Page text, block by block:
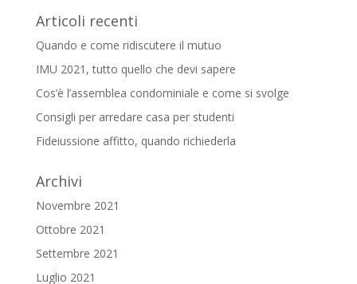
Articoli recenti
Quando e come ridiscutere il mutuo
IMU 2021, tutto quello che devi sapere
Cos’è l’assemblea condominiale e come si svolge
Consigli per arredare casa per studenti
Fideiussione affitto, quando richiederla
Archivi
Novembre 2021
Ottobre 2021
Settembre 2021
Luglio 2021